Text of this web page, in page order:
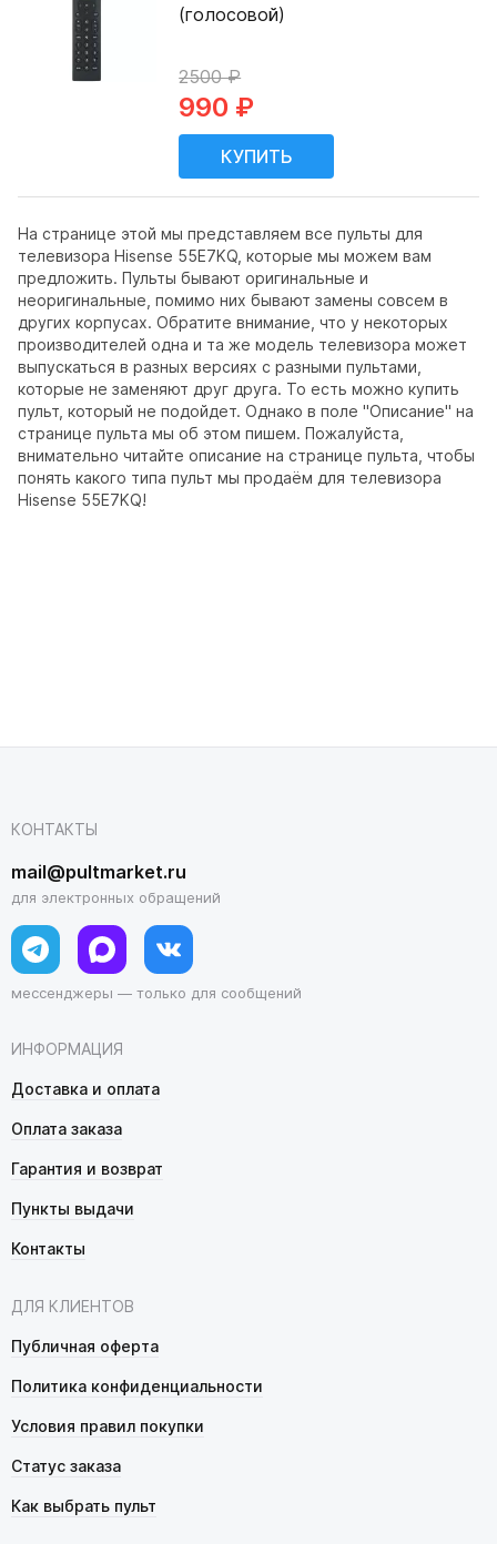
На странице этой мы представляем все пульты для
телевизора Hisense 55E7KQ, которые мы можем вам
предложить. Пульты бывают оригинальные и
неоригинальные, помимо них бывают замены совсем в
других корпусах. Обратите внимание, что у некоторых
производителей одна и та же модель телевизора может
выпускаться в разных версиях с разными пультами,
которые не заменяют друг друга. То есть можно купить
пульт, который не подойдет. Однако в поле "Описание" на
странице пульта мы об этом пишем. Пожалуйста,
внимательно читайте описание на странице пульта, чтобы
понять какого типа пульт мы продаём для телевизора
Hisense 55E7KQ!
(голосовой)
2500 ₽
990 ₽
ИНФОРМАЦИЯ
Доставка и оплата
Оплата заказа
Гарантия и возврат
Пункты выдачи
Контакты
ДЛЯ КЛИЕНТОВ
Публичная оферта
Политика конфиденциальности
Условия правил покупки
Статус заказа
Как выбрать пульт
КОНТАКТЫ
mail@pultmarket.ru
для электронных обращений
мессенджеры — только для сообщений